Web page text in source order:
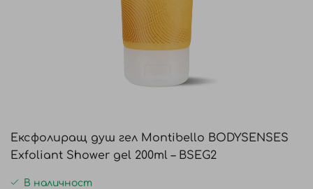
началото
на
галерия
Ексфолиращ душ гел Montibello BODYSENSES
Exfoliant Shower gel 200ml – BSEG2
В наличност